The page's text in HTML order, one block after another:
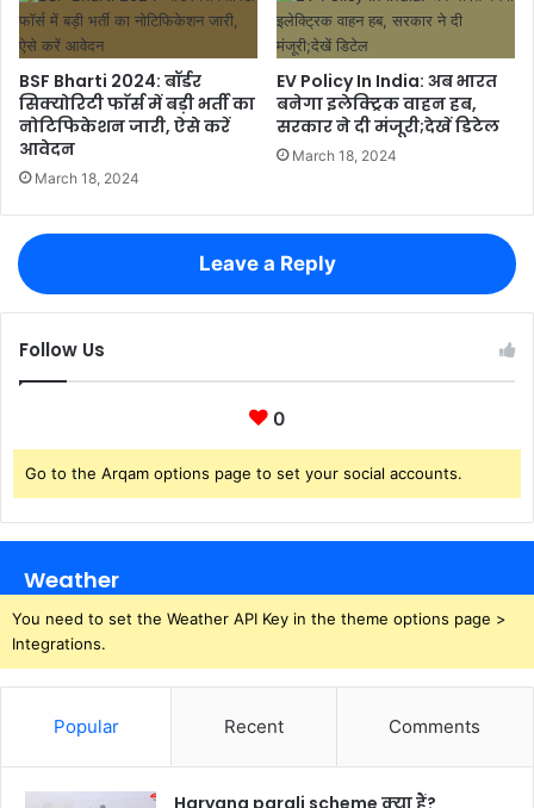
BSF Bharti 2024: बॉर्डर
सिक्योरिटी फाॅर्स में बड़ी भर्ती का
नोटिफिकेशन जारी, ऐसे करें
आवेदन
March 18, 2024
EV Policy In India: अब भारत
बनेगा इलेक्ट्रिक वाहन हब,
सरकार ने दी मंजूरी;देखें डिटेल
March 18, 2024
Leave a Reply
Follow Us
0
Go to the Arqam options page to set your social accounts.
Weather
You need to set the Weather API Key in the theme options page >
Integrations.
Popular Recent Comments